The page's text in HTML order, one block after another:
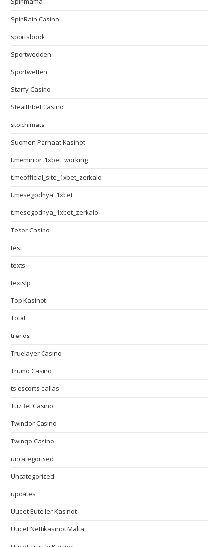
SpinRain Casino
sportsbook
Sportwedden
Sportwetten
Starfy Casino
Stealthbet Casino
stoichimata
Suomen Parhaat Kasinot
t.memirror_1xbet_working
t.meofficial_site_1xbet_zerkalo
t.mesegodnya_1xbet
t.mesegodnya_1xbet_zerkalo
Tesor Casino
test
texts
textslp
Top Kasinot
Total
trends
Truelayer Casino
Trumo Casino
ts escorts dallas
TuzBet Casino
Twindor Casino
Twinqo Casino
uncategorised
Uncategorized
updates
Uudet Euteller Kasinot
Uudet Nettikasinot Malta